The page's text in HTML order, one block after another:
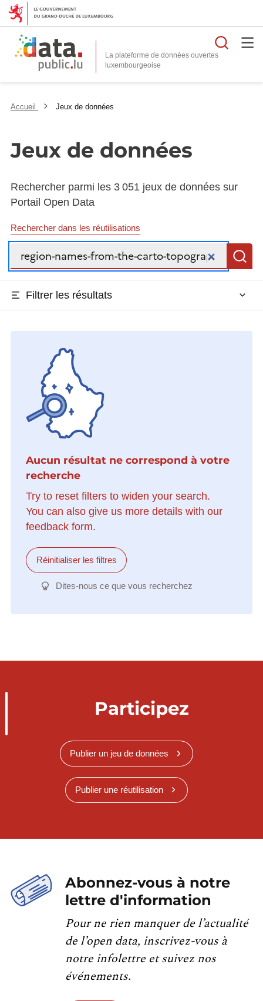
La plateforme de données ouvertes
Accueil Jeux de données
Jeux de données
Rechercher parmi les 3 051 jeux de données sur
Portail Open Data
Rechercher dans les réutilisations
Recherche
Filtrer les résultats
Aucun résultat ne correspond à votre
recherche
Try to reset filters to widen your search.
You can also give us more details with our
feedback form.
Réinitialiser les filtres
Dites-nous ce que vous recherchez
Participez
Publier un jeu de données
Publier une réutilisation
Abonnez-vous à notre
lettre d'information
Pour ne rien manquer de l’actualité
de l’open data, inscrivez-vous à
notre infolettre et suivez nos
événements.